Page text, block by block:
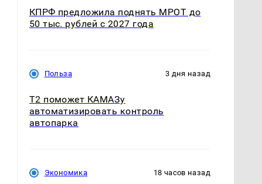
КПРФ предложила поднять МРОТ до
50 тыс. рублей с 2027 года
Польза 3 дня назад
T2 поможет КАМАЗу
автоматизировать контроль
автопарка
Экономика 18 часов назад